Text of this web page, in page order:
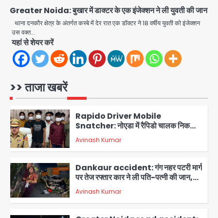
Greater Noida: बुखार में डाक्टर के एक इंजेक्शन ने ली युवती की जान
थाना दनकौर क्षेत्र के अंतर्गत कस्बे में देर रात एक डॉक्टर ने 18 वर्षीय युवती को इंजेक्शन
उस वक्त…
यहां से शेयर करें
>> ताजा खबरें
1
Minor daughter abuse case in
Noida: 7 साल की मासूम बेटी के साथ
2
Rapido Driver Mobile
बेचने वालों को बेचता था चोरी के फोन; 8
3
Dankaur accident: गंग नहर पटरी मार्ग
पर तेज रफ्तार कार ने ली पति-पत्नी की जान,
गांव में मातम
Avinash Kumar
4
Greater Noida road accident:
तेज रफ्तार कार की टक्कर से बाइक सवार दो
युवकों की मौत, परिवारों में मातम
Avinash Kumar